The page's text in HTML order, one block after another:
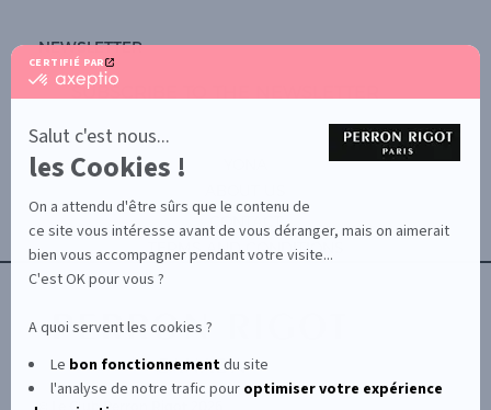
CERTIFIÉ PAR
certifié
En
savoir
plus
sur
Axeptio
Salut c'est nous...
les Cookies !
On a attendu d'être sûrs que le contenu de
ce site vous intéresse avant de vous déranger, mais on aimerait
bien vous accompagner pendant votre visite...
C'est OK pour vous ?
A quoi servent les cookies ?
Le bon fonctionnementdu site
l'analyse de notre trafic pour optimiservotre expérience
NEWSLETTER
SUBSCRIBE TO THE NEWSLETTER
CONTACT
TERMS AND CONDITIONS
© Le Club Perron Rigot 2026